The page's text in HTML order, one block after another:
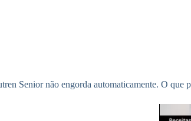
Senior não engorda automaticamente. O